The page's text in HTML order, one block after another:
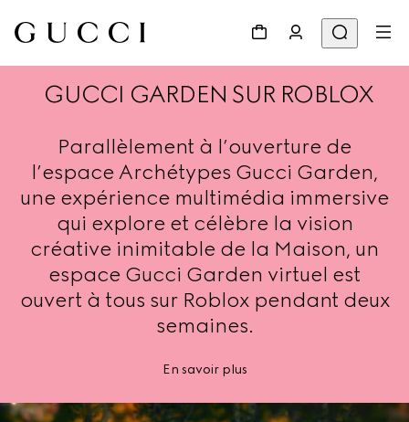
GUCCI GARDEN SUR ROBLOX
Parallèlement à l’ouverture de
l’espace Archétypes Gucci Garden,
une expérience multimédia immersive
qui explore et célèbre la vision
créative inimitable de la Maison, un
espace Gucci Garden virtuel est
ouvert à tous sur Roblox pendant deux
semaines.
En savoir plus